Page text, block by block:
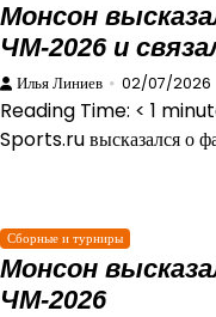
Монсон
ЧМ-2026 и
Илья Линиев 02/07/2026
Reading Time: < 1
Sports.ru высказался о
Сборные и турниры
Монсон
ЧМ-2026